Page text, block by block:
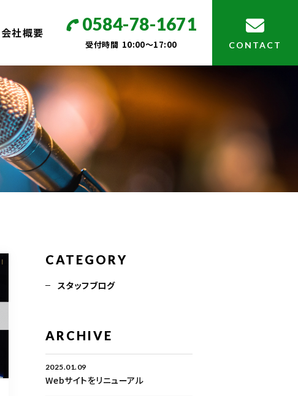
会社概要 0584-78-1671
受付時間 10:00～17:00 CONTACT
CATEGORY
スタッフブログ
ARCHIVE
2025.01.09
Webサイトをリニューアル